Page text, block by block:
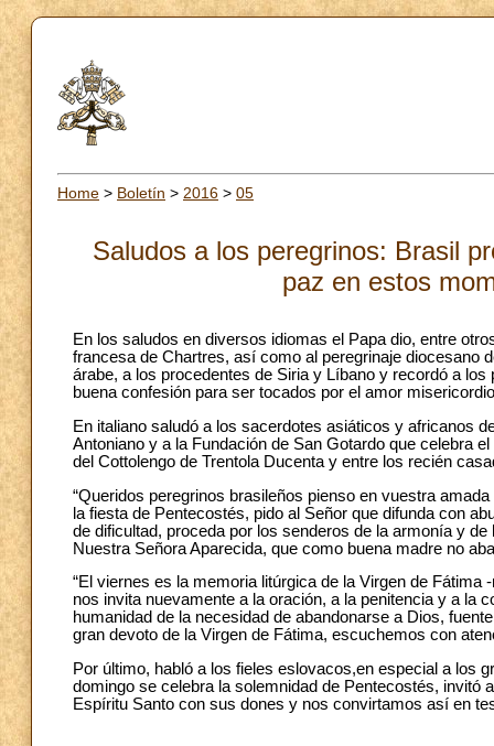
Home > Boletín > 2016 > 05
Saludos a los peregrinos: Brasil
paz en estos
En los saludos en diversos idiomas el Papa dio, entre
francesa de Chartres, así como al peregrinaje diocesano
árabe, a los procedentes de Siria y Líbano y recordó a
buena confesión para ser tocados por el amor
En italiano saludó a los sacerdotes asiáticos y africanos
Antoniano y a la Fundación de San Gotardo que celebra
del Cottolengo de Trentola Ducenta y entre los recién
“Queridos peregrinos brasileños pienso en vuestra
la fiesta de Pentecostés, pido al Señor que difunda con
de dificultad, proceda por los senderos de la armonía y
Nuestra Señora Aparecida, que como buena madre no
“El viernes es la memoria litúrgica de la Virgen de
nos invita nuevamente a la oración, a la penitencia y a la
humanidad de la necesidad de abandonarse a Dios,
gran devoto de la Virgen de Fátima, escuchemos con
Por último, habló a los fieles eslovacos,en especial a los
domingo se celebra la solemnidad de Pentecostés, invitó
Espíritu Santo con sus dones y nos convirtamos así en